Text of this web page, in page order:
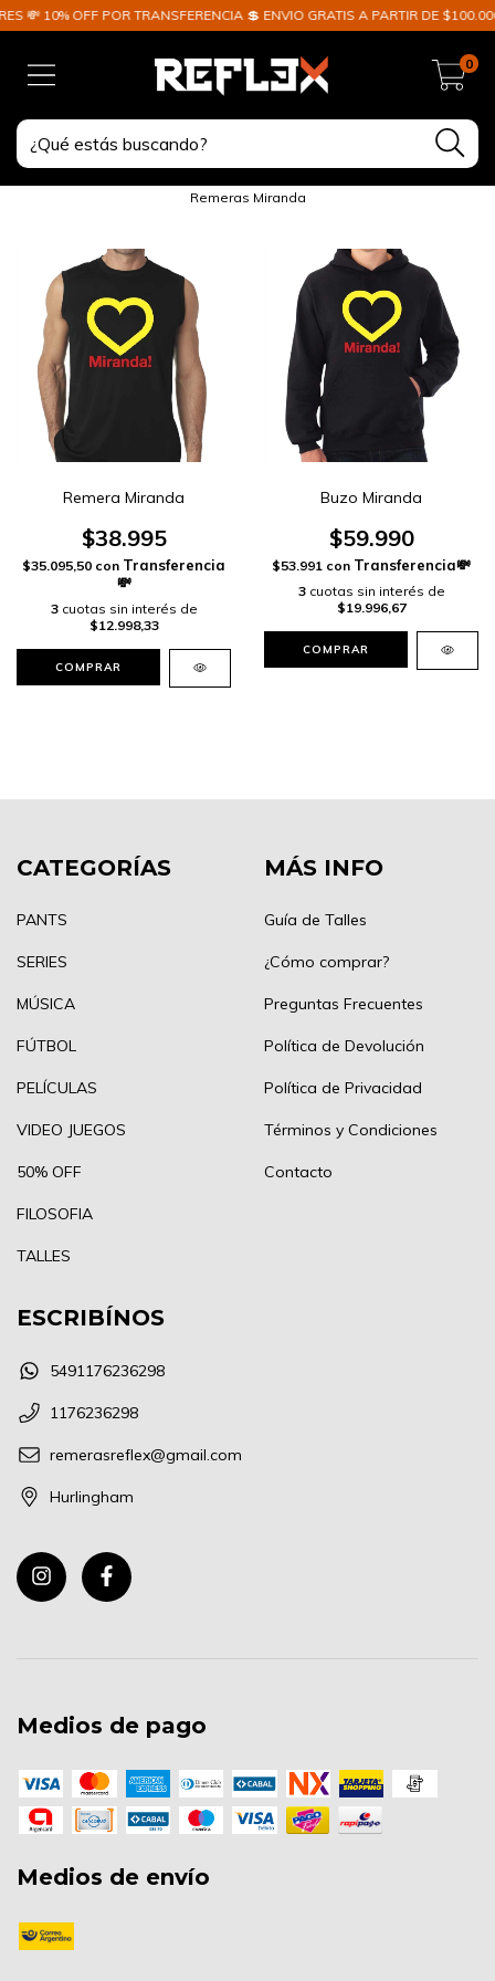
💸 10% OFF POR TRANSFERENCIA 💲 ENVIO GRATIS A PARTIR DE
0
Remeras Miranda
Remera Miranda
$38.995
$35.095,50 con
3 cuotas sin interés de
$12.998,33
COMPRAR
Buzo Miranda
$59.990
$53.991 con
3 cuotas sin interés de
$19.996,67
COMPRAR
CATEGORÍAS
PANTS
SERIES
MÚSICA
FÚTBOL
PELÍCULAS
VIDEO JUEGOS
50% OFF
FILOSOFIA
TALLES
MÁS INFO
Guía de Talles
¿Cómo comprar?
Preguntas Frecuentes
Política de Devolución
Política de Privacidad
Términos y Condiciones
Contacto
ESCRIBÍNOS
5491176236298
1176236298
remerasreflex@gmail.com
Hurlingham
Medios de pago
Medios de envío